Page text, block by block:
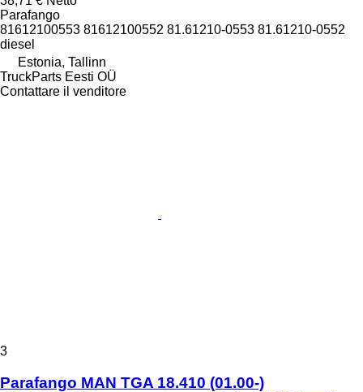
Parafango
81612100553 81612100552 81.61210-0553 81.61210-0552
diesel
Estonia, Tallinn
TruckParts Eesti OÜ
Contattare il venditore
3
Parafango MAN TGA 18.410 (01.00-)